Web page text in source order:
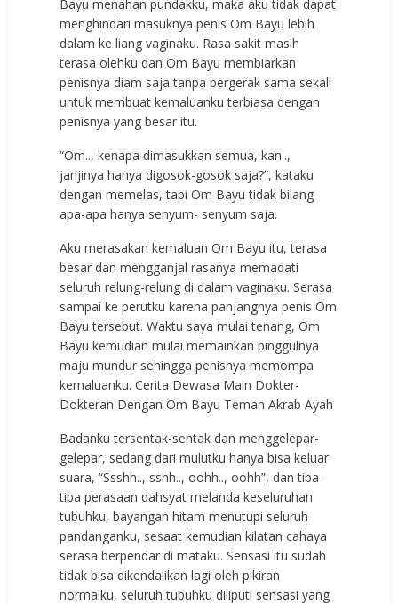
Bayu menahan pundakku, maka aku tidak dapat
menghindari masuknya penis Om Bayu lebih
dalam ke liang vaginaku. Rasa sakit masih
terasa olehku dan Om Bayu membiarkan
penisnya diam saja tanpa bergerak sama sekali
untuk membuat kemaluanku terbiasa dengan
penisnya yang besar itu.
“Om.., kenapa dimasukkan semua, kan..,
janjinya hanya digosok-gosok saja?”, kataku
dengan memelas, tapi Om Bayu tidak bilang
apa-apa hanya senyum- senyum saja.
Aku merasakan kemaluan Om Bayu itu, terasa
besar dan mengganjal rasanya memadati
seluruh relung-relung di dalam vaginaku. Serasa
sampai ke perutku karena panjangnya penis Om
Bayu tersebut. Waktu saya mulai tenang, Om
Bayu kemudian mulai memainkan pinggulnya
maju mundur sehingga penisnya memompa
kemaluanku. Cerita Dewasa Main Dokter-
Dokteran Dengan Om Bayu Teman Akrab Ayah
Badanku tersentak-sentak dan menggelepar-
gelepar, sedang dari mulutku hanya bisa keluar
suara, “Ssshh.., sshh.., oohh.., oohh”, dan tiba-
tiba perasaan dahsyat melanda keseluruhan
tubuhku, bayangan hitam menutupi seluruh
pandanganku, sesaat kemudian kilatan cahaya
serasa berpendar di mataku. Sensasi itu sudah
tidak bisa dikendalikan lagi oleh pikiran
normalku, seluruh tubuhku diliputi sensasi yang